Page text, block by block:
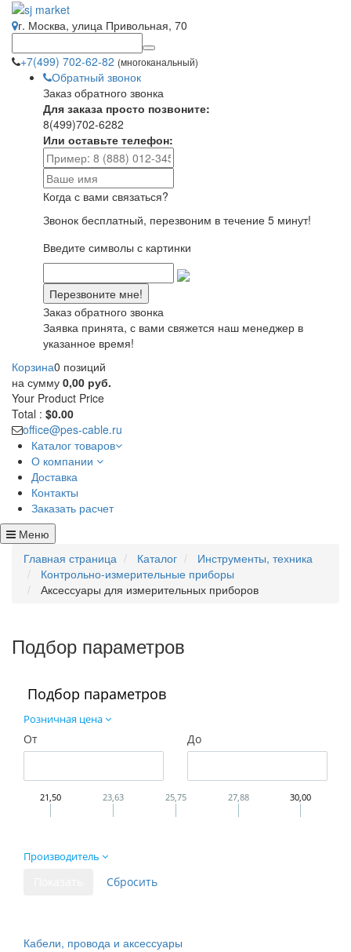
г. Москва, улица Привольная, 70
+7(499) 702-62-82 (многоканальный)
Обратный звонок
Заказ обратного звонка
Для заказа просто позвоните:
8(499)702-6282
Или оставьте телефон:
Когда с вами связаться?
Звонок бесплатный, перезвоним в течение 5 минут!
Введите символы с картинки
Заказ обратного звонка
Заявка принята, с вами свяжется наш менеджер в
указанное время!
Корзина0 позиций
на сумму 0,00 руб.
Your Product Price
Total : $0.00
office@pes-cable.ru
Каталог товаров
О компании
Доставка
Контакты
Заказать расчет
Меню
Главная страница
Каталог
Инструменты, техника
Контрольно-измерительные приборы
Аксессуары для измерительных приборов
Подбор параметров
Подбор параметров
Розничная цена
От До
21,50 23,63 25,75 27,88 30,00
Производитель
Кабели, провода и аксессуары